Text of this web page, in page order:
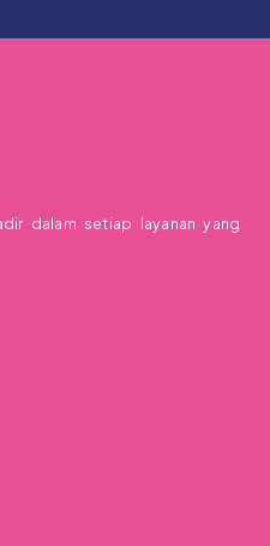
dalam setiap layanan yang